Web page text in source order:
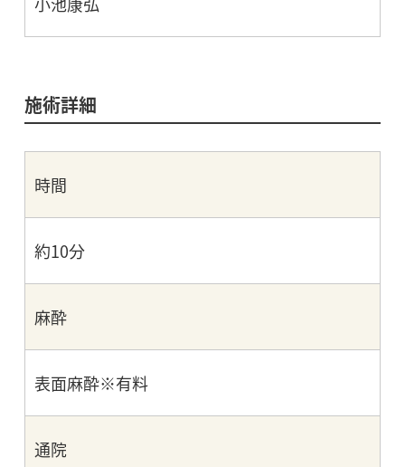
施術詳細
時間
約10分
麻酔
表面麻酔※有料
通院